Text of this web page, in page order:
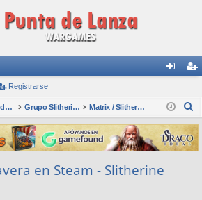
nti
fic
ar
ist
ra
rs
Registrarse
Foro Punta de Lanza Wargames Grupo Slitherine Matrix / Slitherine
s
c
en Steam - Slitherine